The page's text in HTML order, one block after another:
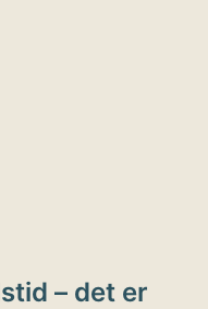
– det er